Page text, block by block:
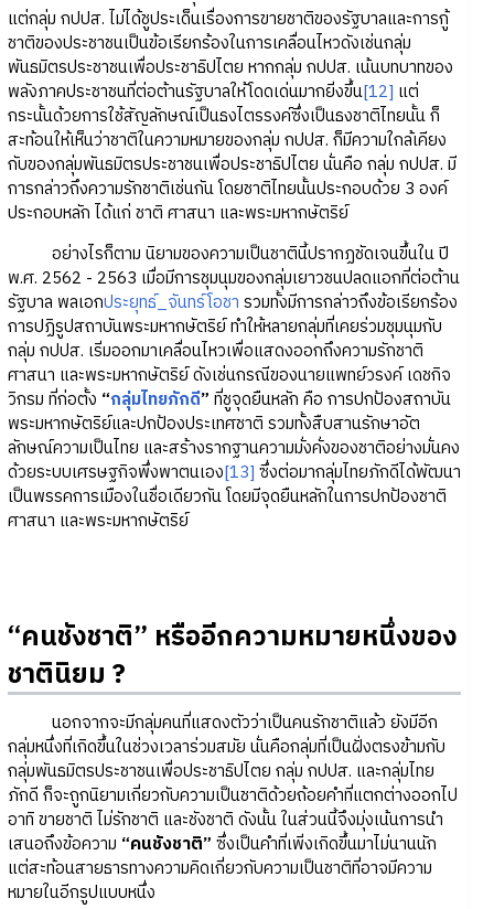
แต่กลุ่ม กปปส. ไม่ได้ชูประเด็นเรื่องการขายชาติของรัฐบาลและการกู้
ชาติของประชาชนเป็นข้อเรียกร้องในการเคลื่อนไหวดังเช่นกลุ่ม
พันธมิตรประชาชนเพื่อประชาธิปไตย หากกลุ่ม กปปส. เน้นบทบาทของ
พลังภาคประชาชนที่ต่อต้านรัฐบาลให้โดดเด่นมากยิ่งขึ้น[12] แต่
กระนั้นด้วยการใช้สัญลักษณ์เป็นธงไตรรงค์ซึ่งเป็นธงชาติไทยนั้น ก็
สะท้อนให้เห็นว่าชาติในความหมายของกลุ่ม กปปส. ก็มีความใกล้เคียง
กับของกลุ่มพันธมิตรประชาชนเพื่อประชาธิปไตย นั่นคือ กลุ่ม กปปส. มี
การกล่าวถึงความรักชาติเช่นกัน โดยชาติไทยนั้นประกอบด้วย 3 องค์
ประกอบหลัก ได้แก่ ชาติ ศาสนา และพระมหากษัตริย์
อย่างไรก็ตาม นิยามของความเป็นชาตินี้ปรากฏชัดเจนขึ้นใน ปี
พ.ศ. 2562 - 2563 เมื่อมีการชุมนุมของกลุ่มเยาวชนปลดแอกที่ต่อต้าน
รัฐบาล พลเอกประยุทธ์_จันทร์โอชา รวมทั้งมีการกล่าวถึงข้อเรียกร้อง
การปฏิรูปสถาบันพระมหากษัตริย์ ทำให้หลายกลุ่มที่เคยร่วมชุมนุมกับ
กลุ่ม กปปส. เริ่มออกมาเคลื่อนไหวเพื่อแสดงออกถึงความรักชาติ
ศาสนา และพระมหากษัตริย์ ดังเช่นกรณีของนายแพทย์วรงค์ เดชกิจ
วิกรม ที่ก่อตั้ง “กลุ่มไทยภักดี” ที่ชูจุดยืนหลัก คือ การปกป้องสถาบัน
พระมหากษัตริย์และปกป้องประเทศชาติ รวมทั้งสืบสานรักษาอัต
ลักษณ์ความเป็นไทย และสร้างรากฐานความมั่งคั่งของชาติอย่างมั่นคง
ด้วยระบบเศรษฐกิจพึ่งพาตนเอง[13] ซึ่งต่อมากลุ่มไทยภักดีได้พัฒนา
เป็นพรรคการเมืองในชื่อเดียวกัน โดยมีจุดยืนหลักในการปกป้องชาติ
ศาสนา และพระมหากษัตริย์
“คนชังชาติ” หรืออีกความหมายหนึ่งของ
ชาตินิยม ?
นอกจากจะมีกลุ่มคนที่แสดงตัวว่าเป็นคนรักชาติแล้ว ยังมีอีก
กลุ่มหนึ่งที่เกิดขึ้นในช่วงเวลาร่วมสมัย นั่นคือกลุ่มที่เป็นฝั่งตรงข้ามกับ
กลุ่มพันธมิตรประชาชนเพื่อประชาธิปไตย กลุ่ม กปปส. และกลุ่มไทย
ภักดี ก็จะถูกนิยามเกี่ยวกับความเป็นชาติด้วยถ้อยคำที่แตกต่างออกไป
อาทิ ขายชาติ ไม่รักชาติ และชังชาติ ดังนั้น ในส่วนนี้จึงมุ่งเน้นการนำ
เสนอถึงข้อความ “คนชังชาติ” ซึ่งเป็นคำที่เพิ่งเกิดขึ้นมาไม่นานนัก
แต่สะท้อนสายธารทางความคิดเกี่ยวกับความเป็นชาติที่อาจมีความ
หมายในอีกรูปแบบหนึ่ง